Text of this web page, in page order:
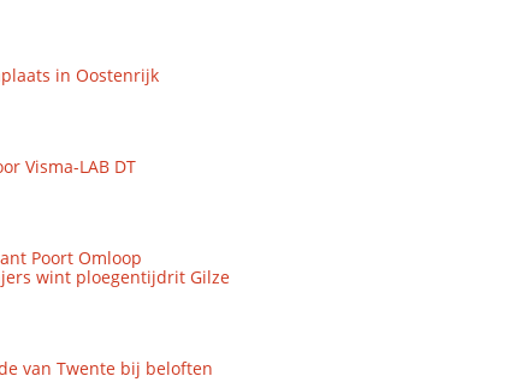
in Oostenrijk
Visma-LAB DT
Poort Omloop
wint ploegentijdrit Gilze
van Twente bij beloften